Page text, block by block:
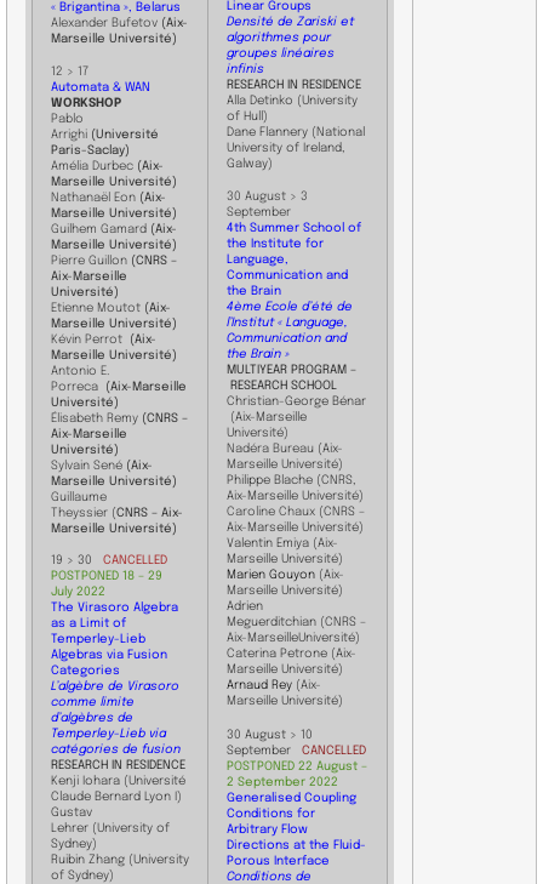
« Brigantina », Belarus
Alexander Bufetov (Aix-
Marseille Université)
12 > 17
Automata & WAN
WORKSHOP
Pablo
Arrighi (Université
Paris-Saclay)
Amélia Durbec (Aix-
Marseille Université)
Nathanaël Eon (Aix-
Marseille Université)
Guilhem Gamard (Aix-
Marseille Université)
Pierre Guillon (CNRS –
Aix-Marseille
Université)
Etienne Moutot (Aix-
Marseille Université)
Kévin Perrot
(Aix-
Marseille Université)
Antonio E.
Porreca
(Aix-Marseille
Université)
Élisabeth Remy (CNRS –
Aix-Marseille
Université)
Sylvain Sené (Aix-
Marseille Université)
Guillaume
Theyssier (CNRS – Aix-
Marseille Université)
19 > 30 CANCELLED
POSTPONED 18 – 29
July 2022
The Virasoro Algebra
as a Limit of
Temperley-Lieb
Algebras via Fusion
Categories
L’algèbre de Virasoro
comme limite
d’algèbres de
Temperley-Lieb via
catégories de fusion
RESEARCH IN RESIDENCE
Kenji Iohara (Université
Claude Bernard Lyon I)
Gustav
Lehrer (University of
Sydney)
Ruibin Zhang (University
of Sydney)
Linear Groups
Densité de Zariski et
algorithmes pour
groupes linéaires
infinis
RESEARCH IN RESIDENCE
Alla Detinko (University
of Hull)
Dane Flannery (National
University of Ireland,
Galway)
30 August > 3
September
4th Summer School of
the Institute for
Language,
Communication and
the Brain
4ème Ecole d’été de
l’Institut « Language,
Communication and
the Brain »
​MULTIYEAR PROGRAM –
RESEARCH SCHOOL
Christian-George Bénar​
(Aix-Marseille
Université)
Nadéra Bureau (Aix-
Marseille Université)
Philippe Blache (CNRS,
Aix-Marseille Université)
Caroline Chaux (CNRS –
Aix-Marseille Université)
Valentin Emiya (Aix-
Marseille Université)
Marien Gouyon (Aix-
Marseille Université)
Adrien
Meguerditchian (CNRS –
Aix-MarseilleUniversité)
Caterina Petrone ​(Aix-
Marseille Université)
Arnaud Rey ​(Aix-
Marseille Université)
30 August > 10
September CANCELLED
POSTPONED 22 August –
2 September 2022
Generalised Coupling
Conditions for
Arbitrary Flow
Directions at the Fluid-
Porous Interface
Conditions de